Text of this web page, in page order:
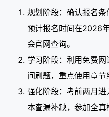
规划阶段：确认报名条
预计报名时间在2026
会官网查询。
学习阶段：利用免费
间刷题，重点使用章节
强化阶段：考前两月
本查漏补缺，参加全真